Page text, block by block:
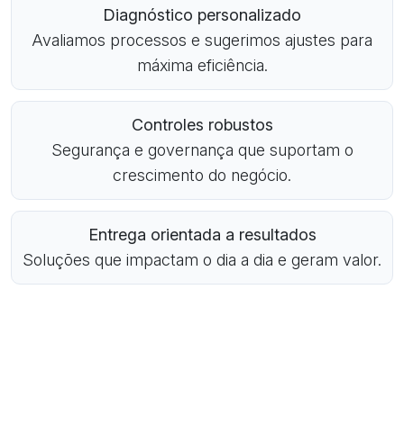
Diagnóstico personalizado
Avaliamos processos e sugerimos ajustes para
máxima eficiência.
Controles robustos
Segurança e governança que suportam o
crescimento do negócio.
Entrega orientada a resultados
Soluções que impactam o dia a dia e geram valor.